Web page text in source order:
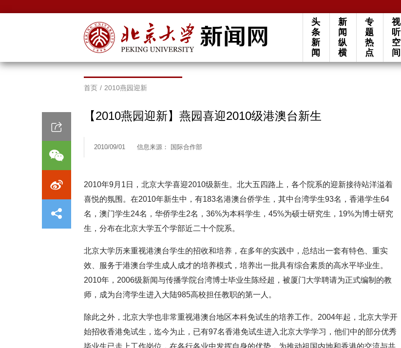
头
条
新
闻
新
闻
纵
横
专
题
热
点
视
听
空
间
首页 / 2010燕园迎新
【2010燕园迎新】燕园喜迎2010级港澳台新生
2010/09/01 信息来源： 国际合作部
2010年9月1日，北京大学喜迎2010级新生。北大五四路上，各个院系的迎新接待站洋溢着
喜悦的氛围。在2010年新生中，有183名港澳台侨学生，其中台湾学生93名，香港学生64
名，澳门学生24名，华侨学生2名，36%为本科学生，45%为硕士研究生，19%为博士研究
生，分布在北京大学五个学部近二十个院系。
北京大学历来重视港澳台学生的招收和培养，在多年的实践中，总结出一套有特色、重实
效、服务于港澳台学生成人成才的培养模式，培养出一批具有综合素质的高水平毕业生。
2010年，2006级新闻与传播学院台湾博士毕业生陈经超，被厦门大学聘请为正式编制的教
师，成为台湾学生进入大陆985高校担任教职的第一人。
除此之外，北京大学也非常重视港澳台地区本科免试生的培养工作。2004年起，北京大学开
始招收香港免试生，迄今为止，已有97名香港免试生进入北京大学学习，他们中的部分优秀
毕业生已走上工作岗位，在各行各业中发挥自身的优势，为推动祖国内地和香港的交流与共